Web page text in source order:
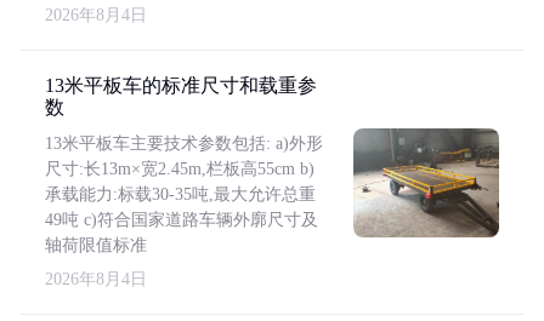
2026年8月4日
13米平板车的标准尺寸和载重参
数
13米平板车主要技术参数包括: a)外形
尺寸:长13m×宽2.45m,栏板高55cm b)
承载能力:标载30-35吨,最大允许总重
49吨 c)符合国家道路车辆外廓尺寸及
轴荷限值标准
2026年8月4日